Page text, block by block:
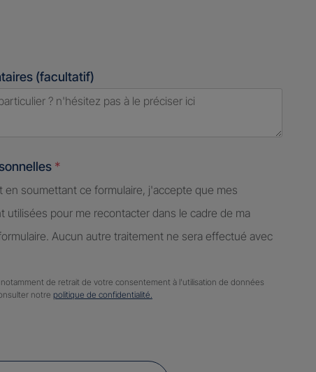
(facultatif)
*
en soumettant ce formulaire, j'accepte que mes
utilisées pour me recontacter dans le cadre de ma
Aucun autre traitement ne sera effectué avec
de retrait de votre consentement à l'utilisation de données
notre politique de confidentialité.